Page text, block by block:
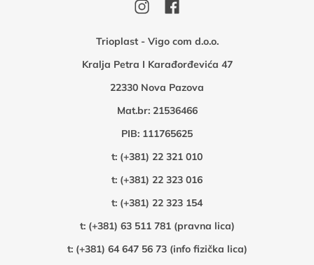
Trioplast - Vigo com d.o.o.
Kralja Petra I Karađorđevića 47
22330 Nova Pazova
Mat.br: 21536466
PIB: 111765625
t: (+381) 22 321 010
t: (+381) 22 323 016
t: (+381) 22 323 154
t: (+381) 63 511 781 (pravna lica)
t: (+381) 64 647 56 73 (info fizička lica)